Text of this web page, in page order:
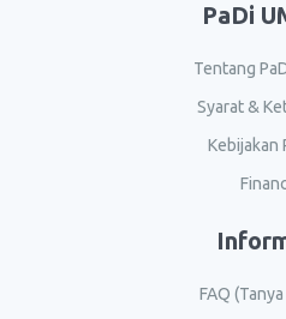
PaDi
Tentang
Syarat &
Kebijakan
FAQ